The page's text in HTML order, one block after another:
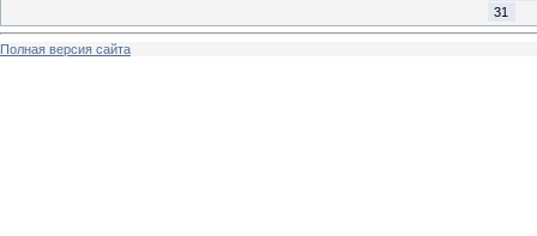
31
Полная версия сайта